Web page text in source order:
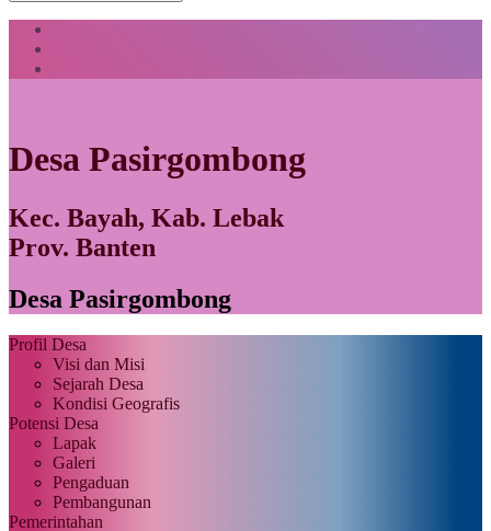
Desa Pasirgombong
Kec. Bayah, Kab. Lebak
Prov. Banten
Desa Pasirgombong
Profil Desa
Visi dan Misi
Sejarah Desa
Kondisi Geografis
Potensi Desa
Lapak
Galeri
Pengaduan
Pembangunan
Pemerintahan